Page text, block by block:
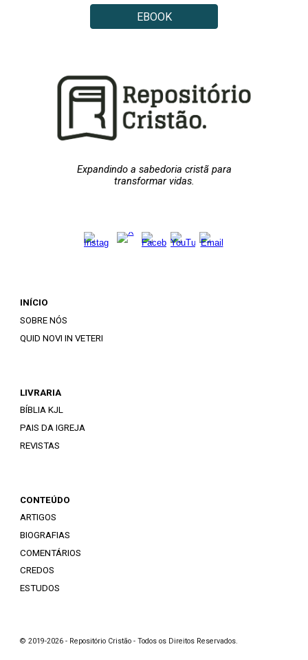
EBOOK
Expandindo a sabedoria cristã para
transformar vidas.
INÍCIO
SOBRE NÓS
QUID NOVI IN VETERI
LIVRARIA
BÍBLIA KJL
PAIS DA IGREJA
REVISTAS
CONTEÚDO
ARTIGOS
BIOGRAFIAS
COMENTÁRIOS
CREDOS
ESTUDOS
© 2019-2026 - Repositório Cristão - Todos os Direitos Reservados.